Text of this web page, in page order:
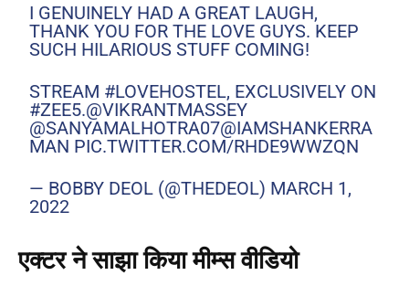
I GENUINELY HAD A GREAT LAUGH,
THANK YOU FOR THE LOVE GUYS. KEEP
SUCH HILARIOUS STUFF COMING!
STREAM #LOVEHOSTEL, EXCLUSIVELY ON
#ZEE5.@VIKRANTMASSEY
@SANYAMALHOTRA07@IAMSHANKERRA
MAN PIC.TWITTER.COM/RHDE9WWZQN
— BOBBY DEOL (@THEDEOL) MARCH 1,
2022
एक्टर ने साझा किया मीम्स वीडियो